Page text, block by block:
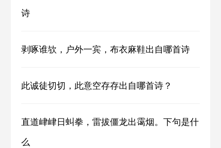
诗
剥啄谁欤，户外一宾，布衣麻鞋出自哪首诗
此诚徒切切，此意空存存出自哪首诗？
直道峍峍日虯拳，雷拔僵龙出霭烟。下句是什
么